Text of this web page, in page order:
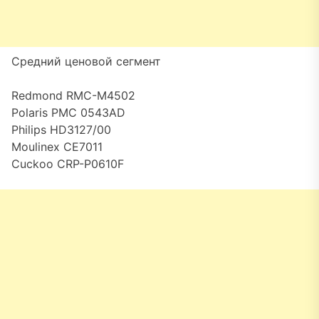
Средний ценовой сегмент
Redmond RMC-M4502
Polaris PMC 0543AD
Philips HD3127/00
Moulinex CE7011
Cuckoo CRP-P0610F